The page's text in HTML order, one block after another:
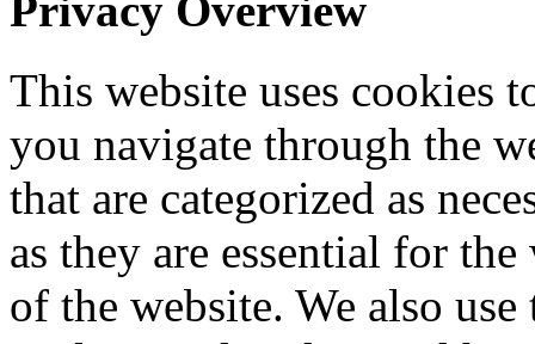
This website uses cookies
you navigate through the
that are categorized as
as they are essential for
of the website. We also
analyze and understand